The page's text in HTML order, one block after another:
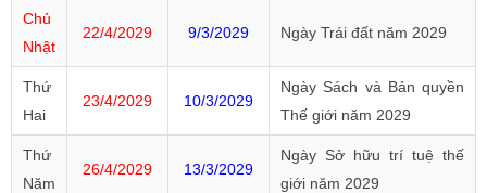
Chủ
Nhật
22/4/2029 9/3/2029 Ngày Trái đất năm 2029
Thứ
Hai
23/4/2029 10/3/2029
Ngày Sách và Bản quyền
Thế giới năm 2029
Thứ
Năm
26/4/2029 13/3/2029
Ngày Sở hữu trí tuệ thế
giới năm 2029